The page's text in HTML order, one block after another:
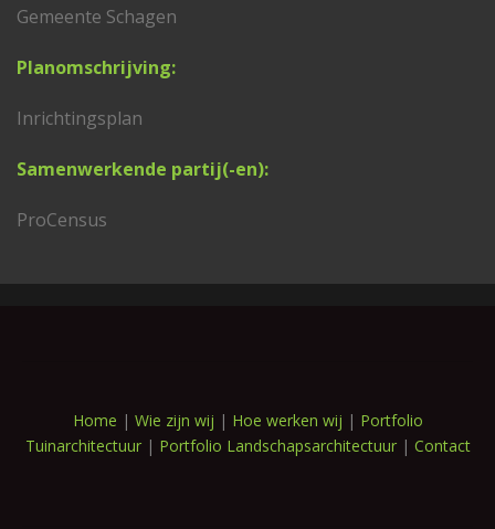
Gemeente Schagen
Planomschrijving:
Inrichtingsplan
Samenwerkende partij(-en):
ProCensus
Home | Wie zijn wij | Hoe werken wij | Portfolio
Tuinarchitectuur| Portfolio Landschapsarchitectuur| Contact